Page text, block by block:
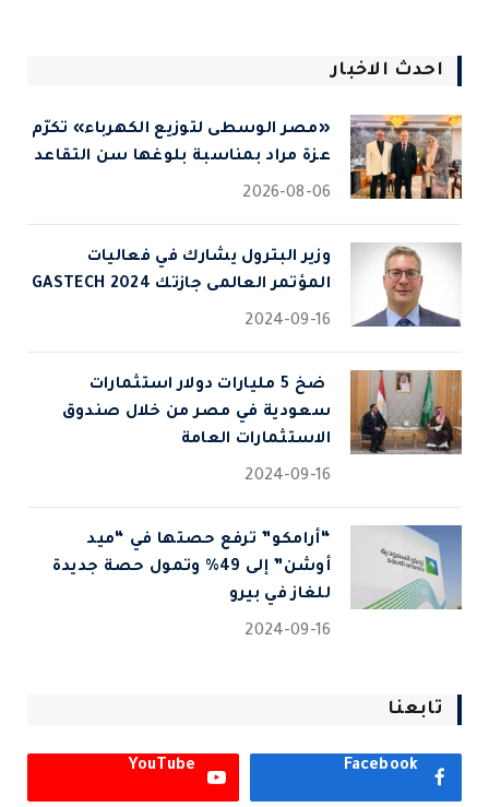
احدث الاخبار
«مصر الوسطى لتوزيع الكهرباء» تكرّم
عزة مراد بمناسبة بلوغها سن التقاعد
2026-08-06
وزير البترول يشارك في فعاليات
المؤتمر العالمى جازتك 2024 GASTECH
2024-09-16
⁠ ضخ 5 مليارات دولار استثمارات
سعودية في مصر من خلال صندوق
الاستثمارات العامة
2024-09-16
“أرامكو” ترفع حصتها في “ميد
أوشن” إلى 49% وتمول حصة جديدة
للغاز في بيرو
2024-09-16
تابعنا
Facebook
YouTube